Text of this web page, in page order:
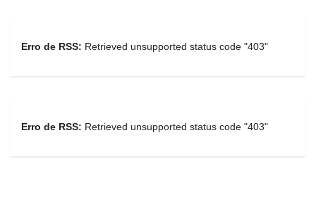
Erro de RSS: Retrieved unsupported status code "403"
Erro de RSS: Retrieved unsupported status code "403"